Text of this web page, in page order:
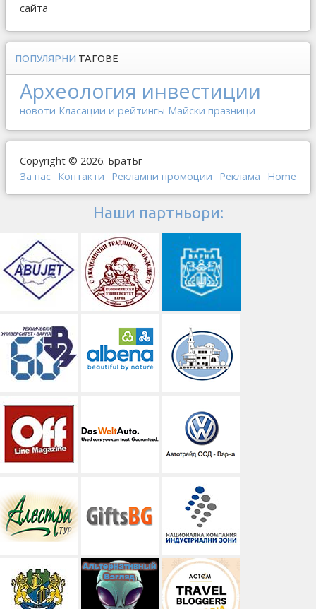
сайта
ПОПУЛЯРНИ ТАГОВЕ
Археология инвестиции
новоти Класации и рейтингы Майски празници
Copyright © 2026. БратБг
За нас Контакти Рекламни промоции Реклама Home
Наши партньори: